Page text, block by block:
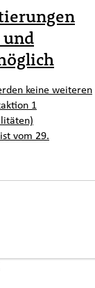
und
keine weiteren
1
vom 29.